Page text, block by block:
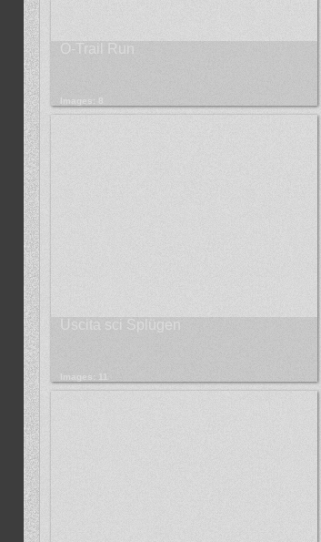
O-Trail Run
Images: 8
Uscita sci Splügen
Images: 11